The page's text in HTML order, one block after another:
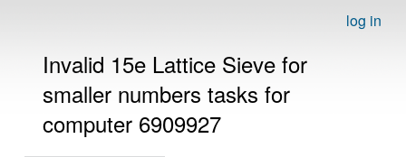
log in
Invalid 15e Lattice Sieve for
smaller numbers tasks for
computer 6909927